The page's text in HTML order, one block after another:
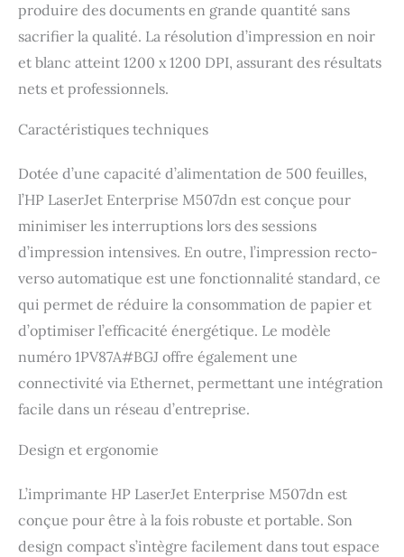
produire des documents en grande quantité sans
sacrifier la qualité. La résolution d’impression en noir
et blanc atteint 1200 x 1200 DPI, assurant des résultats
nets et professionnels.
Caractéristiques techniques
Dotée d’une capacité d’alimentation de 500 feuilles,
l’HP LaserJet Enterprise M507dn est conçue pour
minimiser les interruptions lors des sessions
d’impression intensives. En outre, l’impression recto-
verso automatique est une fonctionnalité standard, ce
qui permet de réduire la consommation de papier et
d’optimiser l’efficacité énergétique. Le modèle
numéro 1PV87A#BGJ offre également une
connectivité via Ethernet, permettant une intégration
facile dans un réseau d’entreprise.
Design et ergonomie
L’imprimante HP LaserJet Enterprise M507dn est
conçue pour être à la fois robuste et portable. Son
design compact s’intègre facilement dans tout espace